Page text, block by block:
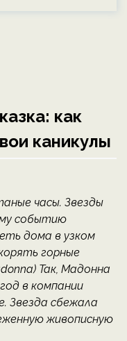
как
каникулы
часы. Звезды
событию
дома в узком
горные
Так, Мадонна
в компании
Звезда сбежала
живописную